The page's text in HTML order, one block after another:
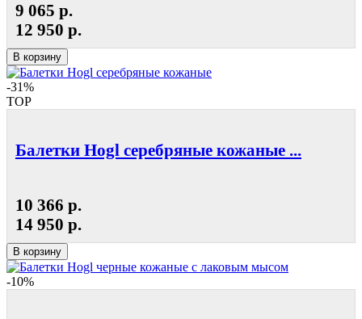
9 065 р.
12 950 р.
В корзину
-31%
TOP
Балетки Hogl серебряные кожаные ...
10 366 р.
14 950 р.
В корзину
-10%